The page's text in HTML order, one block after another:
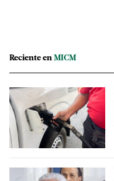
Reciente en MICM